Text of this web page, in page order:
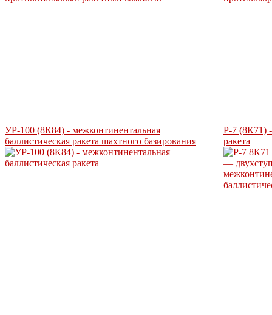
УР-100 (8К84) - межконтинентальная
баллистическая ракета шахтного базирования
Р-7 (8К71) -
ракета